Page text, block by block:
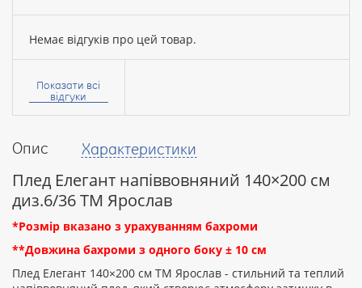
Опис Характеристики
Плед Елегант напіввовняний 140×200 см
диз.6/36 ТМ Ярослав
*Розмір вказано з урахуванням бахроми
**Довжина бахроми з одного боку ± 10 см
Плед Елегант 140×200 см ТМ Ярослав - стильний та теплий
Немає відгуків про цей товар.
Ваше
Ваш
Рейтинг:
Показати всі
відгуки